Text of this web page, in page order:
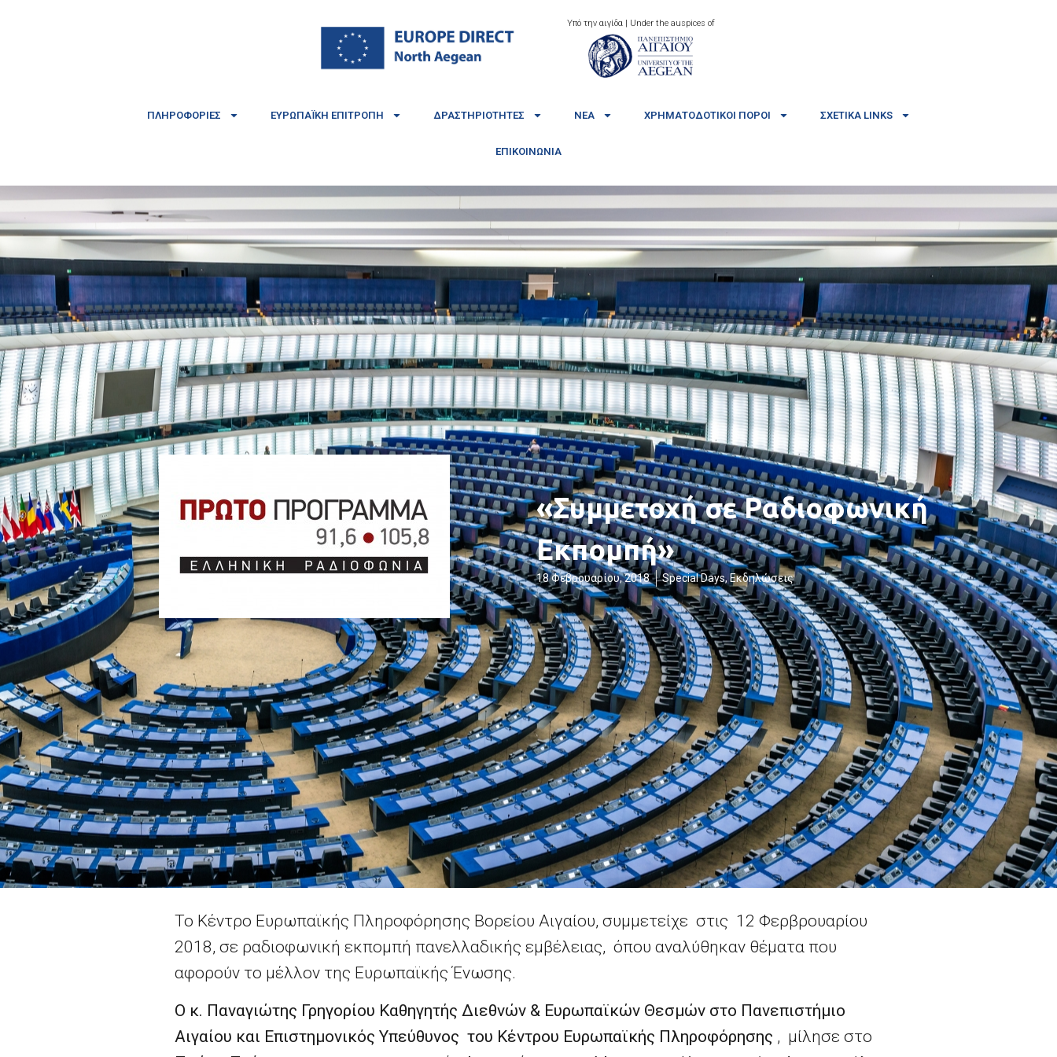
Υπό την αιγίδα | Under the auspices of
ΠΛΗΡΟΦΟΡΊΕΣ ΕΥΡΩΠΑΪΚΉ ΕΠΙΤΡΟΠΉ ΔΡΑΣΤΗΡΙΌΤΗΤΕΣ ΝΈΑ ΧΡΗΜΑΤΟΔΟΤΙΚΟΊ ΠΌΡΟΙ ΣΧΕΤΙΚΆ LINKS
ΕΠΙΚΟΙΝΩΝΊΑ
«Συμμετοχή σε Ραδιοφωνική
Εκπομπή»
18 Φεβρουαρίου, 2018 Special Days,Εκδηλώσεις
Το Κέντρο Ευρωπαϊκής Πληροφόρησης Βορείου Αιγαίου, συμμετείχε στις 12 Φερβρουαρίου
2018, σε ραδιοφωνική εκπομπή πανελλαδικής εμβέλειας, όπου αναλύθηκαν θέματα που
αφορούν το μέλλον της Ευρωπαϊκής Ένωσης.
Ο κ. Παναγιώτης Γρηγορίου Καθηγητής Διεθνών & Ευρωπαϊκών Θεσμών στο Πανεπιστήμιο
Αιγαίου και Επιστημονικός Υπεύθυνος του Κέντρου Ευρωπαϊκής Πληροφόρησης , μίλησε στο